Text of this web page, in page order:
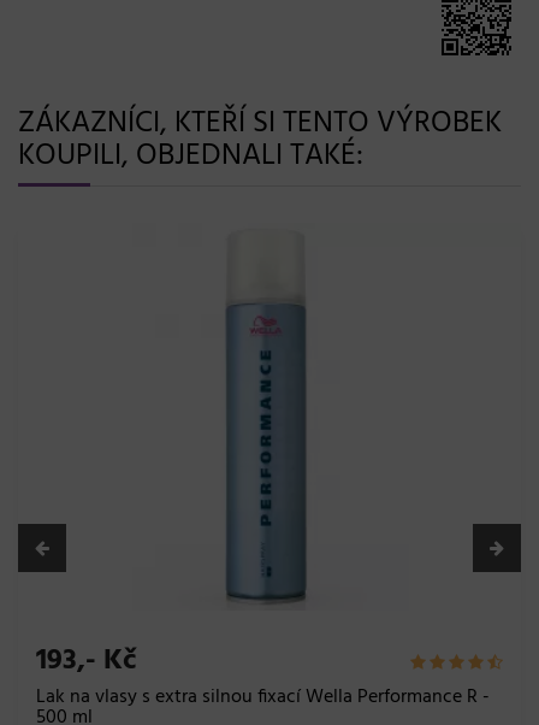
ZÁKAZNÍCI, KTEŘÍ SI TENTO VÝROBEK
KOUPILI, OBJEDNALI TAKÉ:
193,- Kč
Lak na vlasy s extra silnou fixací Wella Performance R -
500 ml